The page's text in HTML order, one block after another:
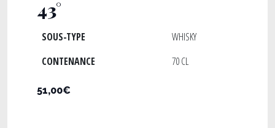
43°
SOUS-TYPE
WHISKY
CONTENANCE
70 CL
51,00€